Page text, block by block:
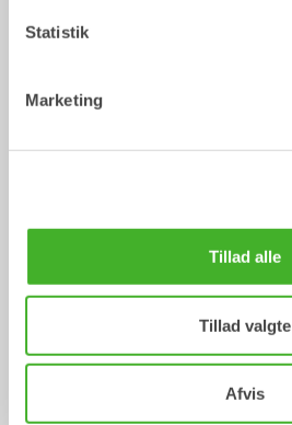
Statistik
Marketing
Tillad alle
Tillad valgte
Afvis
GEOfit